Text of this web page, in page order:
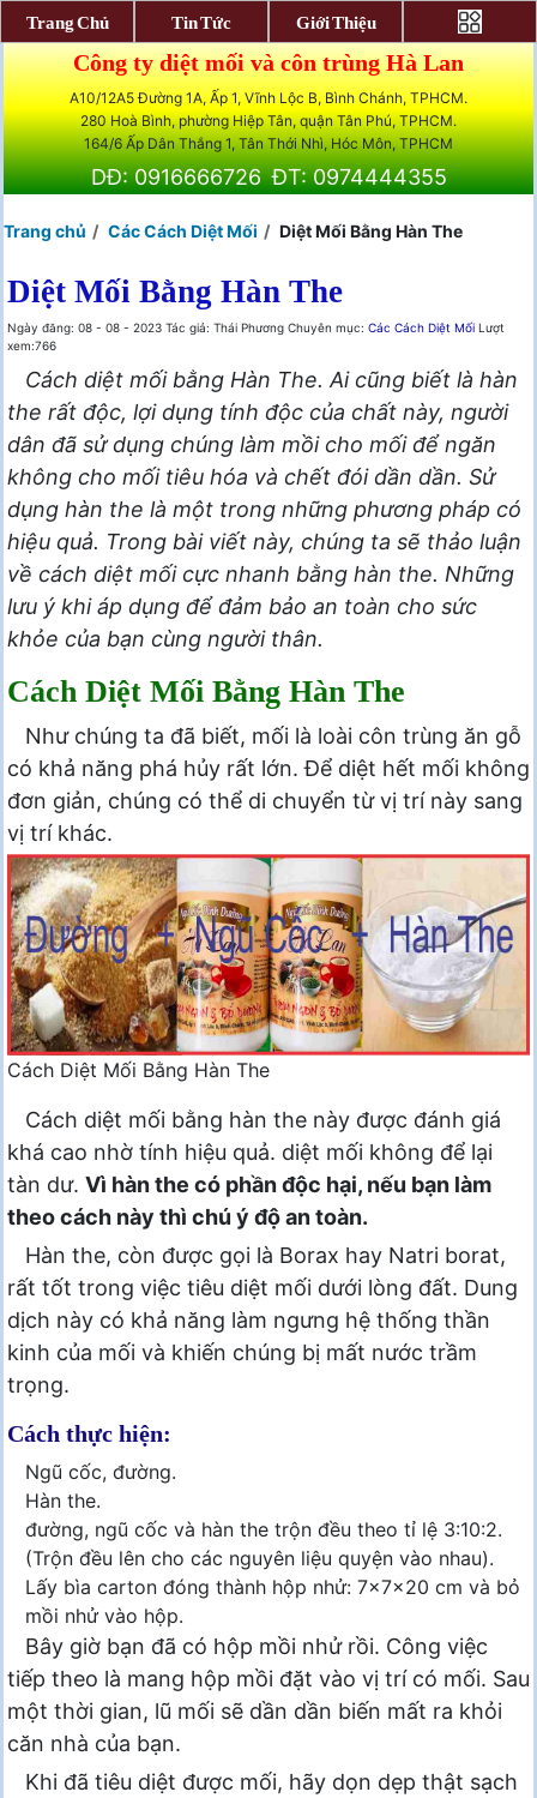
Công ty diệt mối và côn trùng Hà Lan
A10/12A5 Đường 1A, Ấp 1, Vĩnh Lộc B, Bình Chánh, TPHCM.
280 Hoà Bình, phường Hiệp Tân, quận Tân Phú, TPHCM.
164/6 Ấp Dân Thắng 1, Tân Thới Nhì, Hóc Môn, TPHCM
DĐ: 0916666726 ĐT: 0974444355
Trang chủ Các Cách Diệt Mối Diệt Mối Bằng Hàn The
Diệt Mối Bằng Hàn The
Ngày đăng: 08 - 08 - 2023 Tác giả: Thái Phương Chuyên mục: Các Cách Diệt Mối Lượt
xem:766
Cách diệt mối bằng Hàn The. Ai cũng biết là hàn
the rất độc, lợi dụng tính độc của chất này, người
dân đã sử dụng chúng làm mồi cho mối để ngăn
không cho mối tiêu hóa và chết đói dần dần. Sử
dụng hàn the là một trong những phương pháp có
hiệu quả. Trong bài viết này, chúng ta sẽ thảo luận
về cách diệt mối cực nhanh bằng hàn the. Những
lưu ý khi áp dụng để đảm bảo an toàn cho sức
khỏe của bạn cùng người thân.
Cách Diệt Mối Bằng Hàn The
Như chúng ta đã biết, mối là loài côn trùng ăn gỗ
có khả năng phá hủy rất lớn. Để diệt hết mối không
đơn giản, chúng có thể di chuyển từ vị trí này sang
vị trí khác.
Cách Diệt Mối Bằng Hàn The
Cách diệt mối bằng hàn the này được đánh giá
khá cao nhờ tính hiệu quả. diệt mối không để lại
tàn dư. Vì hàn the có phần độc hại, nếu bạn làm
theo cách này thì chú ý độ an toàn.
Hàn the, còn được gọi là Borax hay Natri borat,
rất tốt trong việc tiêu diệt mối dưới lòng đất. Dung
dịch này có khả năng làm ngưng hệ thống thần
kinh của mối và khiến chúng bị mất nước trầm
trọng.
Cách thực hiện:
Ngũ cốc, đường.
Hàn the.
đường, ngũ cốc và hàn the trộn đều theo tỉ lệ 3:10:2.
(Trộn đều lên cho các nguyên liệu quyện vào nhau).
Lấy bìa carton đóng thành hộp nhử: 7x7x20 cm và bỏ
mồi nhử vào hộp.
Bây giờ bạn đã có hộp mồi nhử rồi. Công việc
tiếp theo là mang hộp mồi đặt vào vị trí có mối. Sau
một thời gian, lũ mối sẽ dần dần biến mất ra khỏi
căn nhà của bạn.
Khi đã tiêu diệt được mối, hãy dọn dẹp thật sạch
Trang Chủ Tin Tức Giới Thiệu